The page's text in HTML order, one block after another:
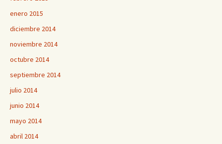
enero 2015
diciembre 2014
noviembre 2014
octubre 2014
septiembre 2014
julio 2014
junio 2014
mayo 2014
abril 2014